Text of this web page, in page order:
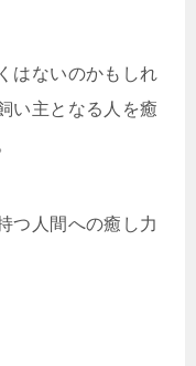
はないのかもしれ
い主となる人を癒
つ人間への癒し力